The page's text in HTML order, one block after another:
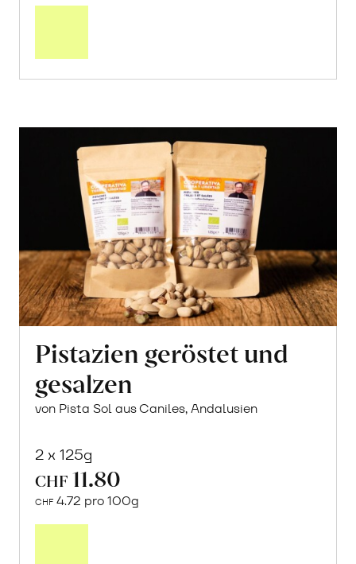
Pistazien geröstet und
gesalzen
von Pista Sol aus Caniles, Andalusien
2 x 125g
CHF 11.80
CHF 4.72 pro 100g